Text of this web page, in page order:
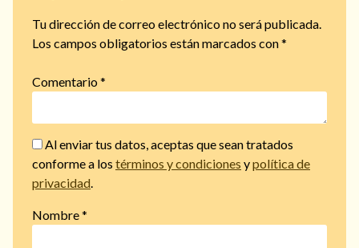
Tu dirección de correo electrónico no será publicada.
Los campos obligatorios están marcados con*
Comentario*
Al enviar tus datos, aceptas que sean tratados
conforme a los términos y condiciones ypolítica de
privacidad
Nombre*